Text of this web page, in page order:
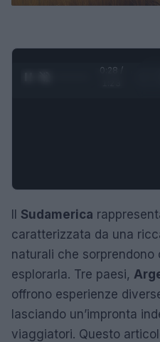
0:29 /
Il Sudamerica
caratterizzata da una
naturali che
esplorarla. Tre paesi,
offrono esperienze
lasciando un’impronta
viaggiatori. Questo